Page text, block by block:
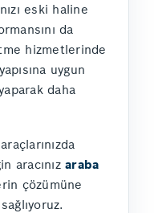
eski haline
da
hizmetlerinde
uygun
daha
aracınız araba
çözümüne